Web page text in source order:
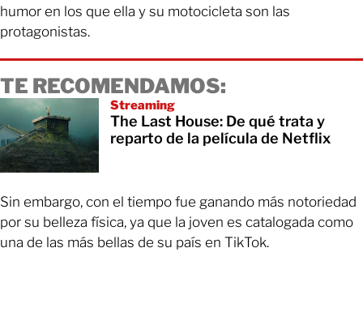
humor en los que ella y su motocicleta son las
protagonistas.
TE RECOMENDAMOS:
Streaming
The Last House: De qué trata y
reparto de la película de Netflix
Sin embargo, con el tiempo fue ganando más notoriedad
por su belleza física, ya que la joven es catalogada como
una de las más bellas de su país en TikTok.